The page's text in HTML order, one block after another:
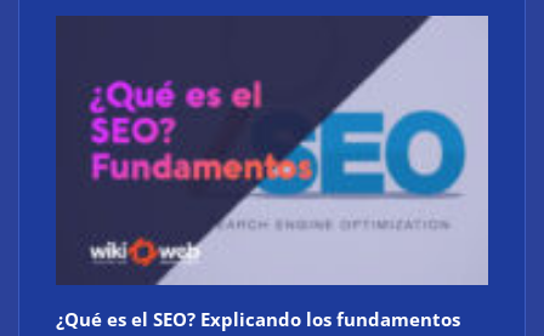
¿Qué es el SEO? Explicando los fundamentos